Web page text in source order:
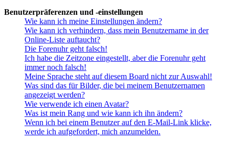
Benutzerpräferenzen und -einstellungen
Wie kann ich meine Einstellungen ändern?
Wie kann ich verhindern, dass mein Benutzername in der
Online-Liste auftaucht?
Die Forenuhr geht falsch!
Ich habe die Zeitzone eingestellt, aber die Forenuhr geht
immer noch falsch!
Meine Sprache steht auf diesem Board nicht zur Auswahl!
Was sind das für Bilder, die bei meinem Benutzernamen
angezeigt werden?
Wie verwende ich einen Avatar?
Was ist mein Rang und wie kann ich ihn ändern?
Wenn ich bei einem Benutzer auf den E-Mail-Link klicke,
werde ich aufgefordert, mich anzumelden.